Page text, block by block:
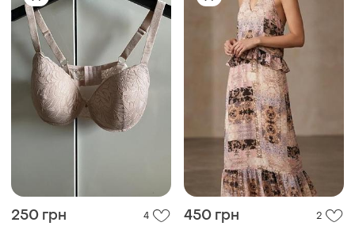
250 грн 4 450 грн 2